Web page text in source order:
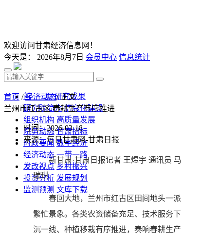
欢迎访问甘肃经济信息网！
今天是： 2026年8月7日 会员中心 信息统计
首 页 研究成果
研究院简介 信息化建设
组织机构 高质量发展
院务动态 甘肃招标
时政要闻 数字经济
经济动态 一带一路
发改视点 乡村振兴
投资分析 发展规划
监测预测 文库下载
首页 /经济动态/ 正文
兰州市红古区 春耕生产有序推进
时间：2026-03-18
来源：每日甘肃网-甘肃日报
新甘肃·甘肃日报记者 王煜宇 通讯员 马
瑞琪
春回大地，兰州市红古区田间地头一派
繁忙景象。各类农资储备充足、技术服务下
沉一线、种植移栽有序推进，奏响春耕生产